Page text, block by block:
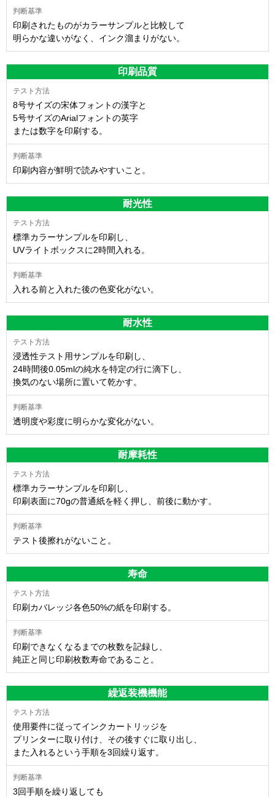
印刷されたものがカラーサンプルと比較して
明らかな違いがなく、インク溜まりがない。
印刷品質
8号サイズの宋体フォントの漢字と
5号サイズのArialフォントの英字
または数字を印刷する。
印刷内容が鮮明で読みやすいこと。
耐光性
標準カラーサンプルを印刷し、
UVライトボックスに2時間入れる。
入れる前と入れた後の色変化がない。
耐水性
浸透性テスト用サンプルを印刷し、
24時間後0.05mlの純水を特定の行に滴下し、
換気のない場所に置いて乾かす。
透明度や彩度に明らかな変化がない。
耐摩耗性
標準カラーサンプルを印刷し、
印刷表面に70gの普通紙を軽く押し、前後に動かす。
テスト後擦れがないこと。
寿命
印刷カバレッジ各色50%の紙を印刷する。
印刷できなくなるまでの枚数を記録し、
純正と同じ印刷枚数寿命であること。
繰返装機機能
使用要件に従ってインクカートリッジを
プリンターに取り付け、その後すぐに取り出し、
また入れるという手順を3回繰り返す。
3回手順を繰り返しても